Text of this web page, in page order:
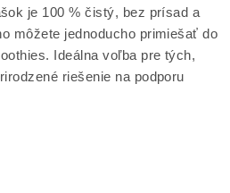
je 100 % čistý, bez prísad a
môžete jednoducho primiešať do
Ideálna voľba pre tých,
riešenie na podporu